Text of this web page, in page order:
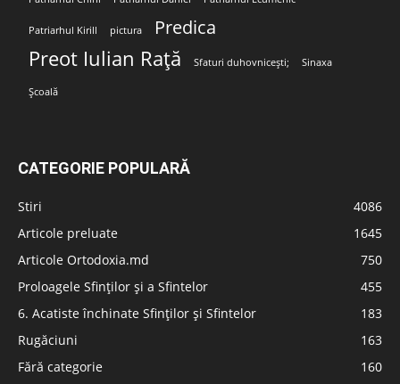
Patriarhul Kirill pictura Predica
Preot Iulian Rață Sfaturi duhovnicești; Sinaxa
Școală
CATEGORIE POPULARĂ
Stiri
4086
Articole preluate
1645
Articole Ortodoxia.md
750
Proloagele Sfinților și a Sfintelor
455
6. Acatiste închinate Sfinților și Sfintelor
183
Rugăciuni
163
Fără categorie
160